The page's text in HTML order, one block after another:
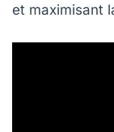
et maximisant